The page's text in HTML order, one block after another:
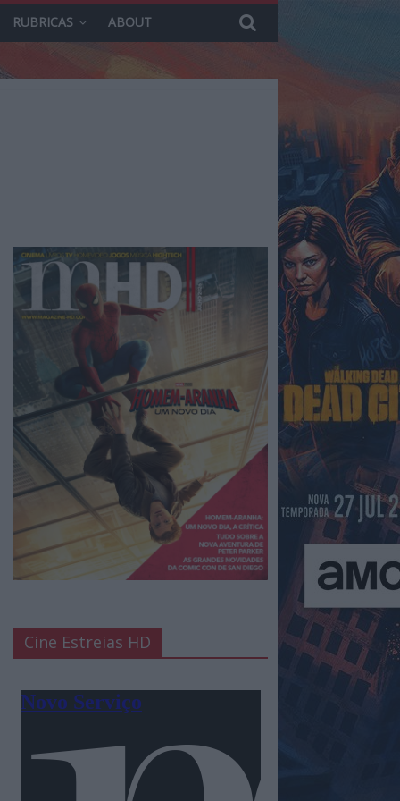
RUBRICAS ABOUT
Cine Estreias HD